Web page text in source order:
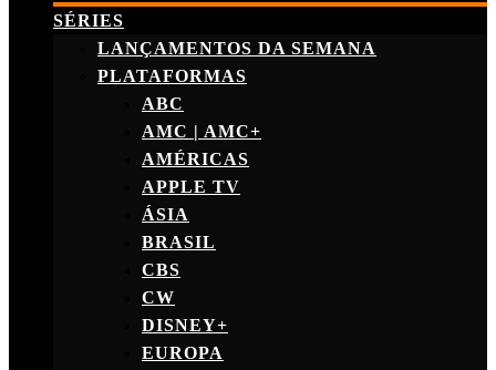
SÉRIES
LANÇAMENTOS DA SEMANA
PLATAFORMAS
ABC
AMC | AMC+
AMÉRICAS
APPLE TV
ÁSIA
BRASIL
CBS
CW
DISNEY+
EUROPA